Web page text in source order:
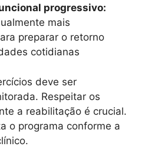
progressivo:
mais
preparar o retorno
cotidianas
deve ser
Respeitar os
a reabilitação é crucial.
o programa conforme a